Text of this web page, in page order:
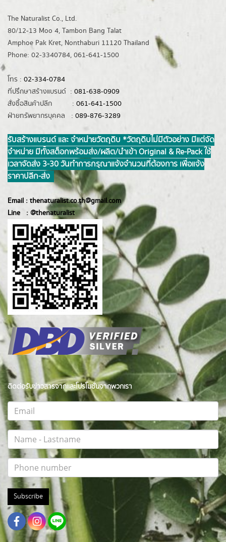
The Naturalist Co., Ltd.
80/12-13 Moo 4, Tambon Bang Talat
Amphoe Pak Kret, Nonthaburi 11120 Thailand
Phone: 02-3340784, 061-641-1500
โทร : 02-334-0784
ที่ปรึกษาสร้างแบรนด์ : 081-638-0909
สั่งซื้อสินค้าปลีก : 061-641-1500
ฝ่ายทรัพยากรบุคคล : 089-876-3289
รับสร้างแบรนด์ และ จำหน่ายวัตถุดิบ *วัตถุดิบไม่มีตัวอย่าง มีแต่จัด
จำหน่าย มีทั้งสต็อกพร้อมส่ง/ผลิต/นำเข้า Original & Re-Pack ใช้
เวลาจัดส่ง 3-30 วันทำการ กรุณาแจ้งจำนวนที่ต้องการ เพื่อแจ้ง
ราคาปลีก-ส่ง
Email : thenaturalist.co.th@gmail.com
Line : @thenaturalist
ติดต่อรับข่าวสารจากและโปรโมชั่นจากพวกเรา
Subscribe